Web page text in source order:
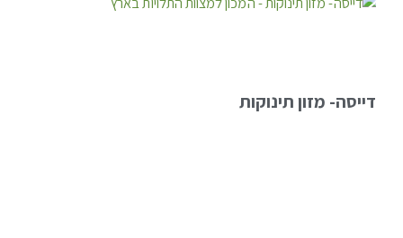
דייסה- מזון תינוקות